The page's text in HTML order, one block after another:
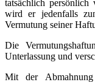
tatsächlich
wird er jedenfalls
Vermutung seiner
Die
Unterlassung und
Mit der